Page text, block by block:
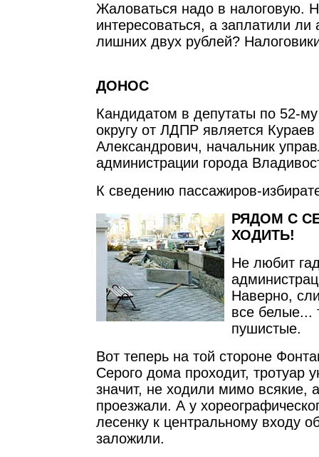
Жаловаться надо в налоговую.
интересоваться, а заплатили ли
лишних двух рублей?
ДОНОС
Кандидатом в депутаты по 52-
округу от ЛДПР является
Александрович, начальник
администрации города
К сведению пассажиров-
РЯДОМ С
ХОДИТЬ!
Не любит
Наверно,
все белые...
пушистые.
Вот теперь на той стороне
Серого дома проходит, тротуар
значит, не ходили мимо всякие,
проезжали. А у
лесенку к центральному входу
заложили.